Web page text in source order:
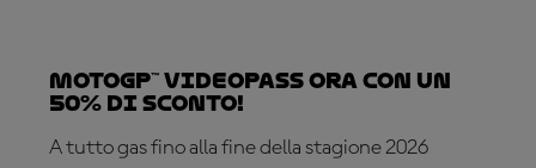
MotoGP™ VideoPass ora con un
50% di sconto!
A tutto gas fino alla fine della stagione 2026